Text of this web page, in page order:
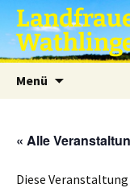
Zum
Inhalt
springen
Menü
« Alle
Diese